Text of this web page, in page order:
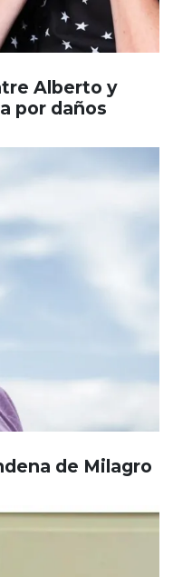
Alberto y
por daños
de Milagro